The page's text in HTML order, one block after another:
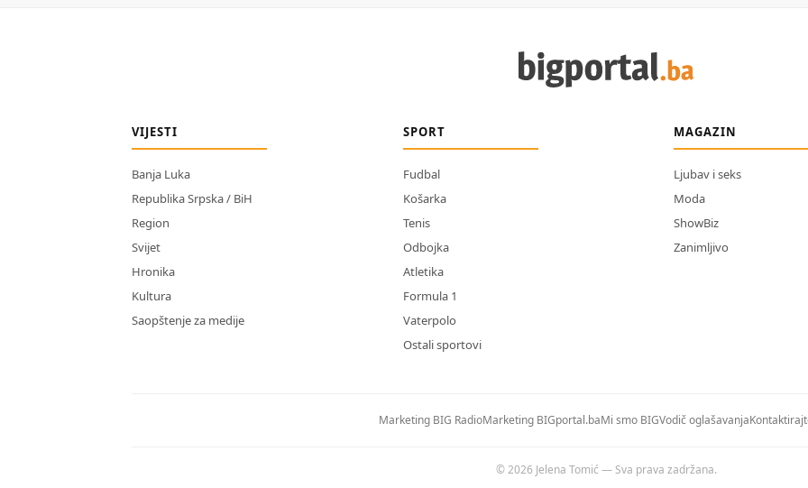
VIJESTI
Banja Luka
Republika Srpska / BiH
Region
Svijet
Hronika
Kultura
Saopštenje za medije
SPORT
Fudbal
Košarka
Tenis
Odbojka
Atletika
Formula 1
Vaterpolo
Ostali sportovi
MAGAZIN
Ljubav i seks
Moda
ShowBiz
Zanimljivo
Marketing BIG RadioMarketing BIGportal.baMi smo BIGVodič oglašavanja
© 2026 Jelena Tomić — Sva prava zadržana.